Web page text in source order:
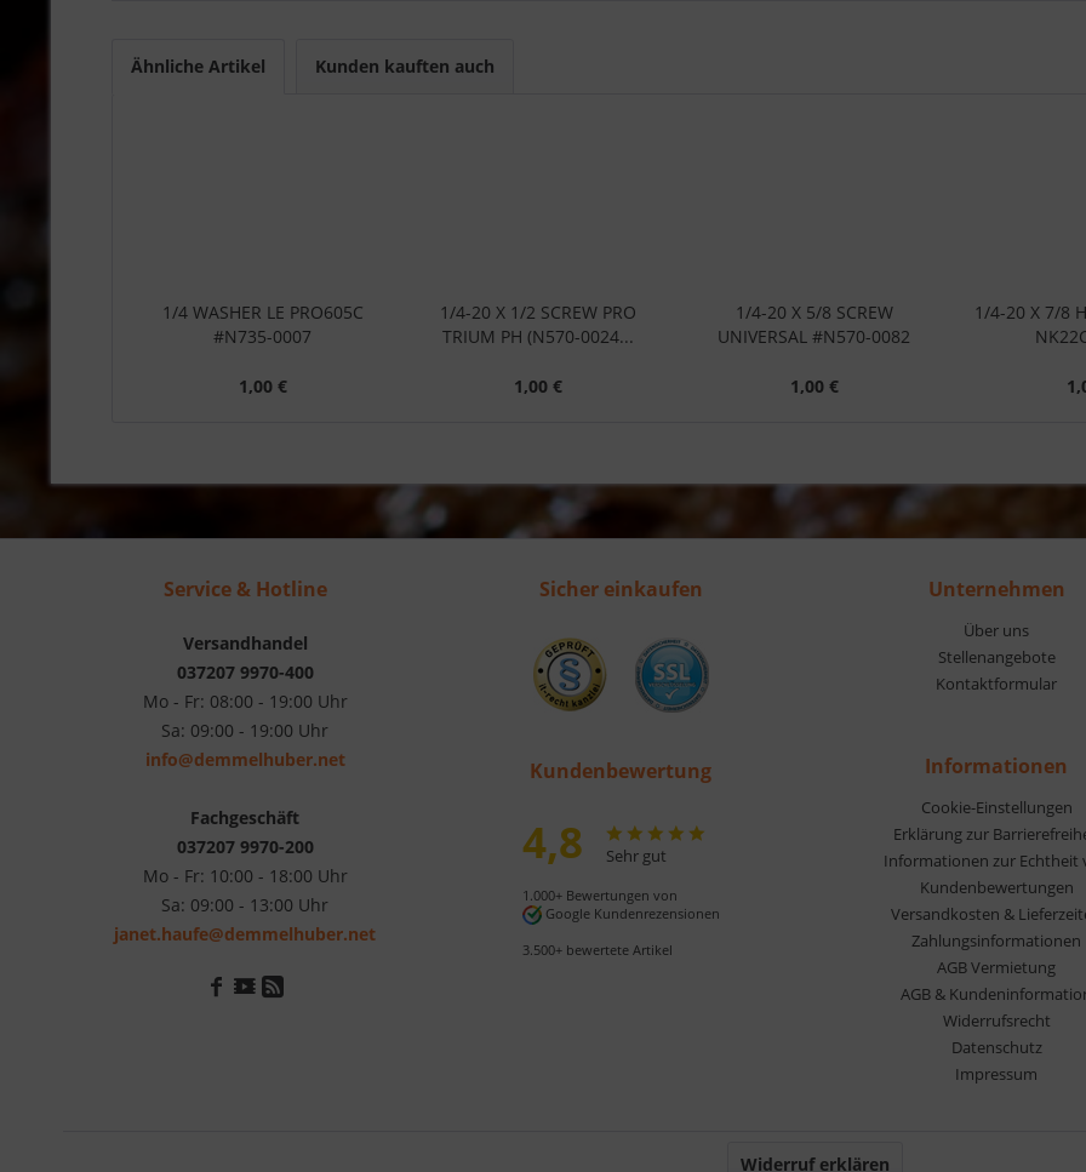
Ähnliche Artikel Kunden kauften auch
1/4 WASHER LE PRO605C
#N735-0007
1,00 €
1/4-20 X 1/2 SCREW PRO
TRIUM PH (N570-0024...
1,00 €
1/4-20 X 5/8 SCREW
UNIVERSAL #N570-0082
1,00 €
1/4-20 X 7/8
Service & Hotline
Versandhandel
037207 9970-400
Mo - Fr: 08:00 - 19:00 Uhr
Sa: 09:00 - 19:00 Uhr
info@demmelhuber.net
Fachgeschäft
037207 9970-200
Mo - Fr: 10:00 - 18:00 Uhr
Sa: 09:00 - 13:00 Uhr
janet.haufe@demmelhuber.net
Sicher einkaufen
Kundenbewertung
4,8 Sehr gut
1.000+ Bewertungen von
Google Kundenrezensionen
3.500+ bewertete Artikel
Unternehmen
Über uns
Stellenangebote
Kontaktformular
Informationen
Cookie-Einstellungen
Erklärung zur
Informationen zur Echtheit
Kundenbewertungen
Versandkosten &
Zahlungsinformationen
AGB Vermietung
AGB &
Widerrufsrecht
Datenschutz
Impressum
Widerruf erklären